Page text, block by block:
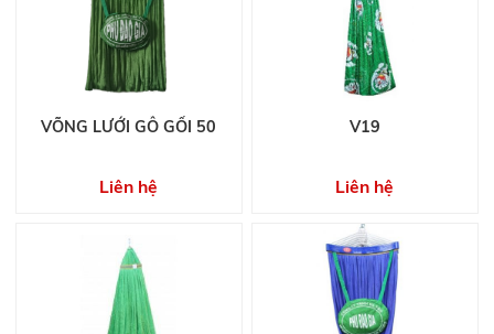
VÕNG LƯỚI GỖ GỐI 50
Liên hệ
V19
Liên hệ